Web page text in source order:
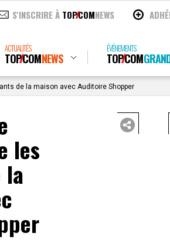
S'INSCRIRE À TOPCOMNEWS
ACTUALITÉS
TOPCOMNEWS
ÉVÉNEMENTS
TOPCOM
de la maison avec Auditoire Shopper
les
la